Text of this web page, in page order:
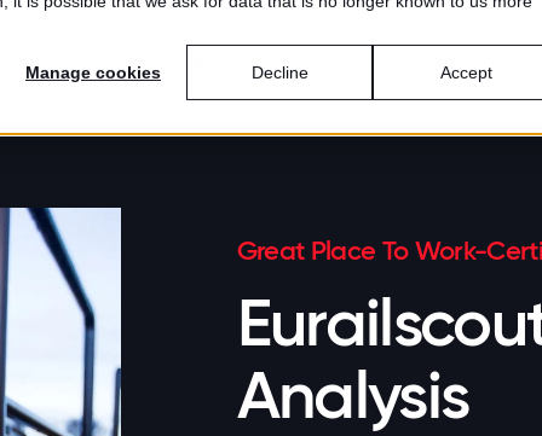
Manage cookies Accept
Decline
Great Place To Work-
Analysis